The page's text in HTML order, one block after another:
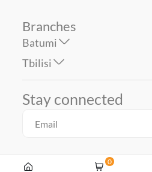
0
Branches
Batumi
Tbilisi
Stay connected